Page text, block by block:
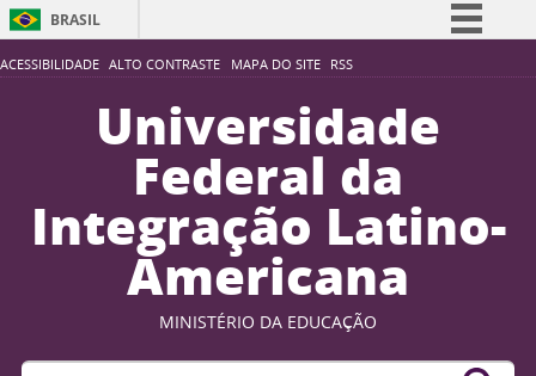
ACESSIBILIDADE ALTO CONTRASTE MAPA DO SITE RSS
BRASIL
Simplifique!
Participe
Acesso à informação
Legislação
Canais
Universidade
Federal da
Integração Latino-
Americana
MINISTÉRIO DA EDUCAÇÃO
Buscar no portal